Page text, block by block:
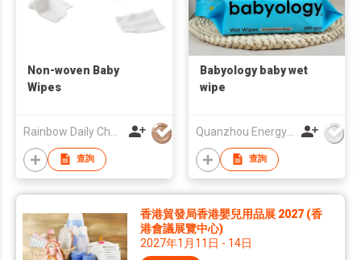
Non-woven Baby
Wipes
查詢
Babyology baby wet
wipe
Quanzhou Energy Babycare Co.,Ltd
查詢
香港貿發局香港嬰兒用品展 2027 (香
港會議展覽中心)
2027年1月11日 - 14日